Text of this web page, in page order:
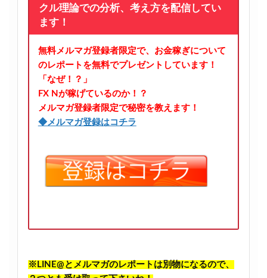
クル理論での分析、考え方を配信してい
ます！
無料メルマガ登録者限定で、お金稼ぎについて
のレポートを無料でプレゼントしています！
「なぜ！？」
FX Nが稼げているのか！？
メルマガ登録者限定で秘密を教えます！
◆メルマガ登録はコチラ
※LINE@とメルマガのレポートは別物になるので、